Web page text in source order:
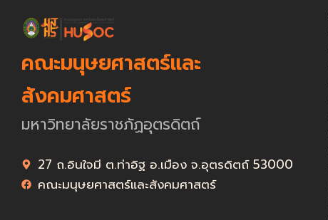
คณะมนุษยศาสตร์และ
สังคมศาสตร์
มหาวิทยาลัยราชภัฏอุตรดิตถ์
27 ถ.อินใจมี ต.ท่าอิฐ อ.เมือง จ.อุตรดิตถ์ 53000
คณะมนุษยศาสตร์และสังคมศาสตร์